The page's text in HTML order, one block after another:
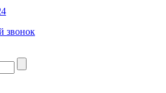
звонок